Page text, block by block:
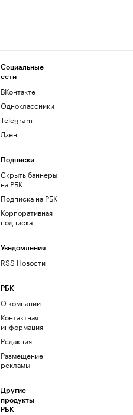
Социальные
сети
ВКонтакте
Одноклассники
Telegram
Дзен
Подписки
Скрыть баннеры
на РБК
Подписка на РБК
Корпоративная
подписка
Уведомления
RSS Новости
РБК
О компании
Контактная
информация
Редакция
Размещение
рекламы
Другие
продукты
РБК